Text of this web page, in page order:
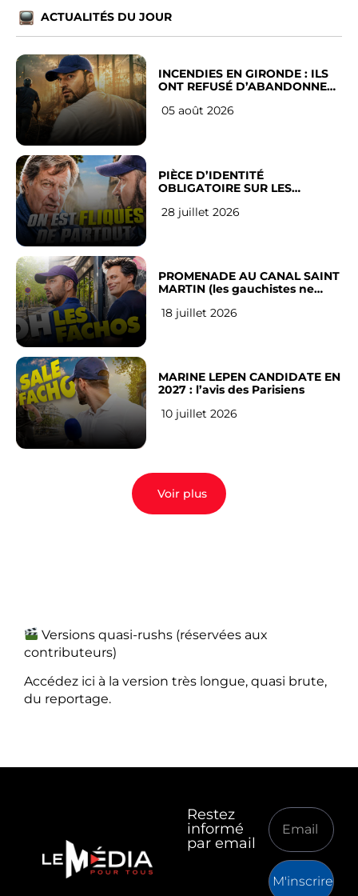
ACTUALITÉS DU JOUR
INCENDIES EN GIRONDE : ILS
ONT REFUSÉ D’ABANDONNER
05 août 2026
PIÈCE D’IDENTITÉ
OBLIGATOIRE SUR LES
Français
28 juillet 2026
PROMENADE AU CANAL SAINT
MARTIN (les gauchistes ne
18 juillet 2026
MARINE LEPEN CANDIDATE EN
2027 : l’avis des Parisiens
10 juillet 2026
Voir plus
Versions quasi-rushs (réservées aux
contributeurs)
Accédez ici à la version très longue, quasi brute,
du reportage.
Restez
informé
par email
M'inscrire